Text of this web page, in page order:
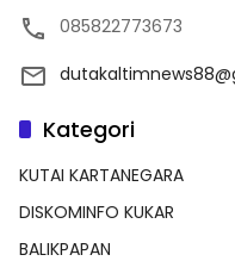
085822773673
Kategori
KUTAI KARTANEGARA
DISKOMINFO KUKAR
BALIKPAPAN